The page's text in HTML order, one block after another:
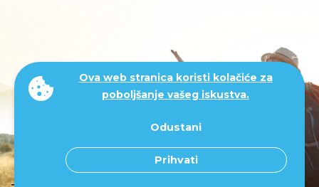
Ova web stranica koristi kolačiće za
poboljšanje vašeg iskustva.
Odustani
Prihvati